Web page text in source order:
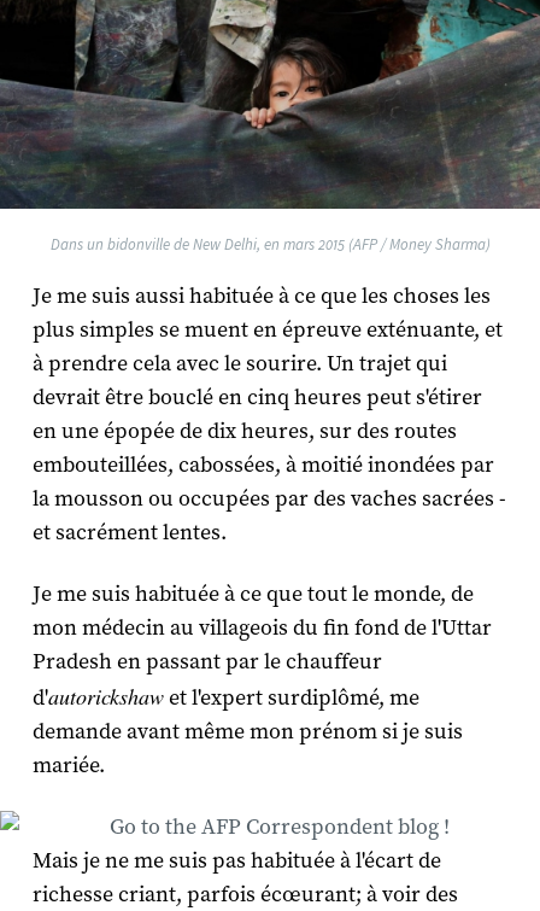
Dans un bidonville de New Delhi, en mars 2015 (AFP / Money Sharma)
Je me suis aussi habituée à ce que les choses les
plus simples se muent en épreuve exténuante, et
à prendre cela avec le sourire. Un trajet qui
devrait être bouclé en cinq heures peut s'étirer
en une épopée de dix heures, sur des routes
embouteillées, cabossées, à moitié inondées par
la mousson ou occupées par des vaches sacrées -
et sacrément lentes.
Je me suis habituée à ce que tout le monde, de
mon médecin au villageois du fin fond de l'Uttar
Pradesh en passant par le chauffeur
d'autorickshawet l'expert surdiplômé, me
demande avant même mon prénom si je suis
mariée.
Mais je ne me suis pas habituée à l'écart de
richesse criant, parfois écœurant; à voir des